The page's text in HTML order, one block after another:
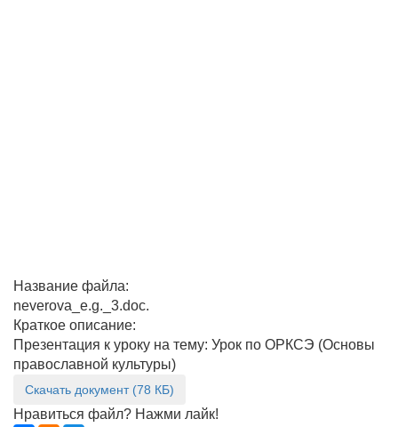
Название файла:
neverova_e.g._3.doc.
Краткое описание:
Презентация к уроку на тему: Урок по ОРКСЭ (Основы
православной культуры)
Скачать документ (78 КБ)
Нравиться файл? Нажми лайк!